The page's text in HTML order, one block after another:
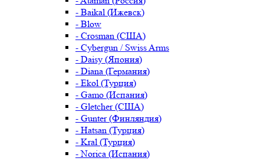
- Baikal (Ижевск)
- Blow
- Crosman (США)
- Cybergun / Swiss Arms
- Daisy (Япония)
- Diana (Германия)
- Ekol (Турция)
- Gamo (Испания)
- Gletcher (США)
- Gunter (Финляндия)
- Hatsan (Турция)
- Kral (Турция)
- Norica (Испания)